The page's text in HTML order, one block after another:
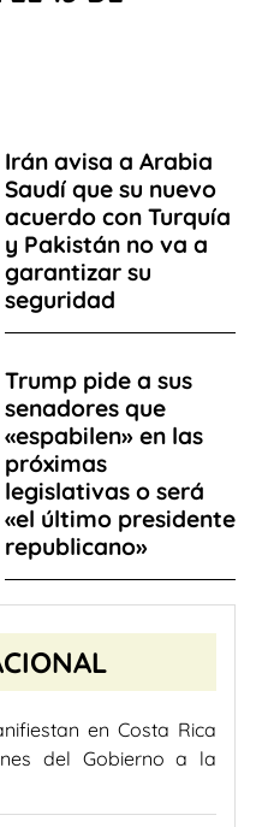
Irán avisa a Arabia
Saudí que su nuevo
acuerdo con Turquía
y Pakistán no va a
garantizar su
seguridad
Trump pide a sus
senadores que
«espabilen» en las
próximas
legislativas o será
«el último presidente
republicano»
en Costa Rica
del Gobierno a la